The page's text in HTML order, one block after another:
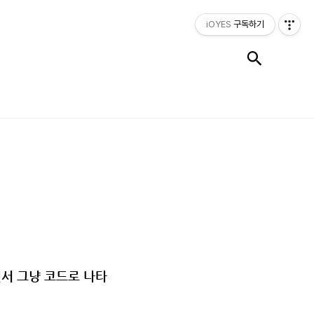
그냥 코드로 나타
iOYES 구독하기